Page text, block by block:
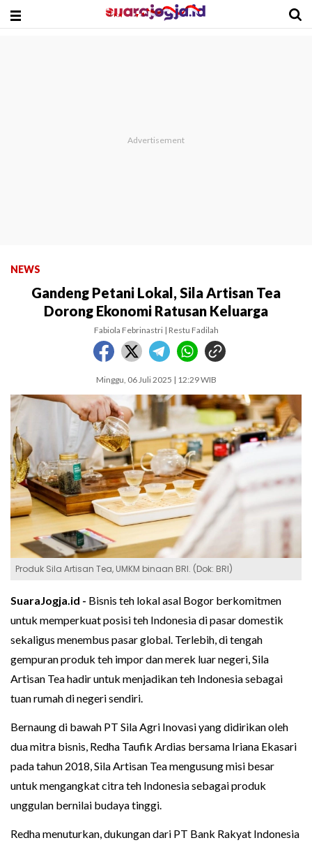
NEWS
Gandeng Petani Lokal, Sila Artisan Tea
Dorong Ekonomi Ratusan Keluarga
Fabiola Febrinastri | Restu Fadilah
Minggu, 06 Juli 2025 | 12:29 WIB
Produk Sila Artisan Tea, UMKM binaan BRI. (Dok: BRI)
SuaraJogja.id - Bisnis teh lokal asal Bogor berkomitmen
untuk memperkuat posisi teh Indonesia di pasar domestik
sekaligus menembus pasar global. Terlebih, di tengah
gempuran produk teh impor dan merek luar negeri, Sila
Artisan Tea hadir untuk menjadikan teh Indonesia sebagai
tuan rumah di negeri sendiri.
Bernaung di bawah PT Sila Agri Inovasi yang didirikan oleh
dua mitra bisnis, Redha Taufik Ardias bersama Iriana Ekasari
pada tahun 2018, Sila Artisan Tea mengusung misi besar
untuk mengangkat citra teh Indonesia sebagai produk
unggulan bernilai budaya tinggi.
Redha menuturkan, dukungan dari PT Bank Rakyat Indonesia